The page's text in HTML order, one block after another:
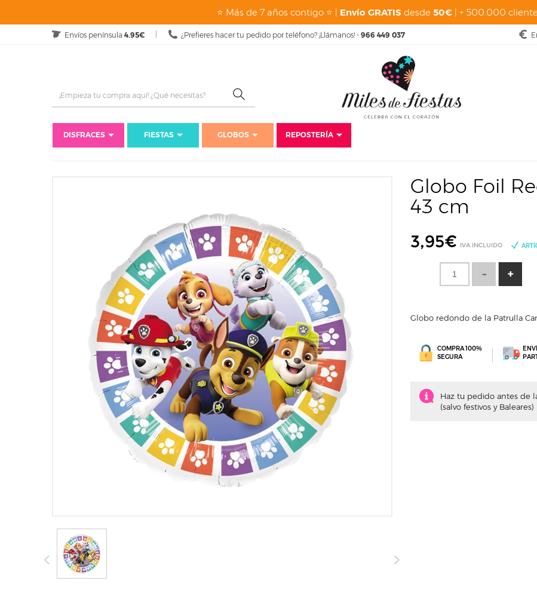
⭐ Más de 7 años contigo ⭐ | Envío GRATIS desde 50€ | + 500.000
Envíos península 4.95€ ¿Prefieres hacer tu pedido por teléfono? ¡Llámanos! - 966 449 037
DISFRACES FIESTAS GLOBOS
REPOSTERÍA
Inicio
Fiestas Cumpleaños Infantiles
Globo Foil
43 cm
3,95€ IVA INCLUIDO
Globo redondo de la Patrulla
COMPRA 100%
SEGURA
Haz tu pedido antes de
(salvo festivos y Baleares)